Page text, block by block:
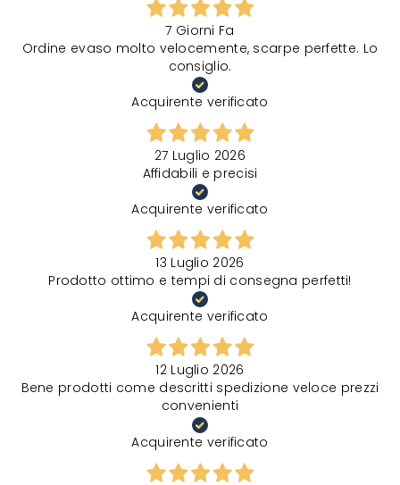
7 Giorni Fa
Ordine evaso molto velocemente, scarpe perfette. Lo
consiglio.
Acquirente verificato
27 Luglio 2026
Affidabili e precisi
Acquirente verificato
13 Luglio 2026
Prodotto ottimo e tempi di consegna perfetti!
Acquirente verificato
12 Luglio 2026
Bene prodotti come descritti spedizione veloce prezzi
convenienti
Acquirente verificato